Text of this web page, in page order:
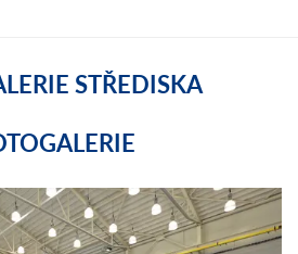
STŘEDISKA